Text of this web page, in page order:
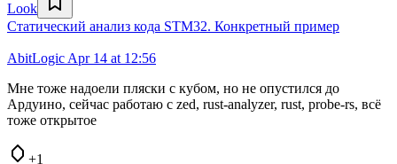
Look
Статический анализ кода STM32. Конкретный пример
AbitLogic Apr 14 at 12:56
Мне тоже надоели пляски с кубом, но не опустился до
Ардуино, сейчас работаю с zed, rust-analyzer, rust, probe-rs, всё
тоже открытое
+1